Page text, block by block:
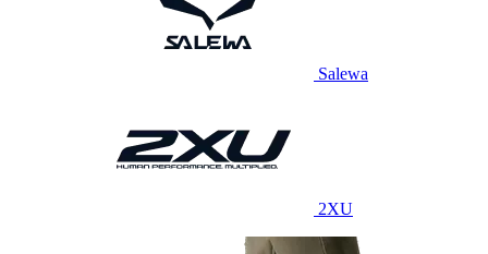
Salewa
2XU